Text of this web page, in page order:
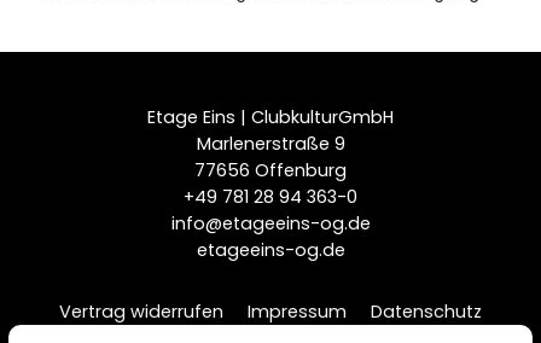
40,00 € Wertgutschein 40,00 €
50,00 € Wertgutschein
75,00 € Wertgutschein
100,00 € Wertgutschein
500,00 € Wertgutschein 500,00 €
Etage Eins | ClubkulturGmbH
Marlenerstraße 9
77656 Offenburg
+49 781 28 94 363-0
info@etageeins-og.de
etageeins-og.de
Vertrag widerrufen Impressum
Datenschutz